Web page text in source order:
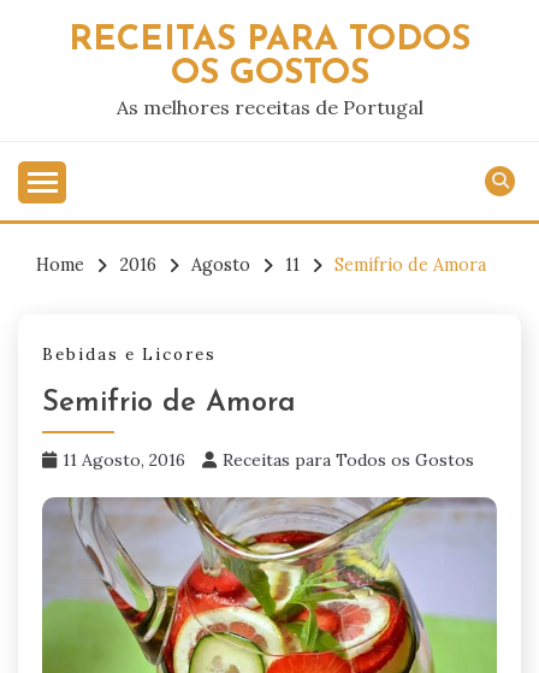
RECEITAS PARA TODOS
OS GOSTOS
As melhores receitas de Portugal
Home 2016 Agosto 11 Semifrio de Amora
Bebidas e Licores
Semifrio de Amora
11 Agosto, 2016 Receitas para Todos os Gostos